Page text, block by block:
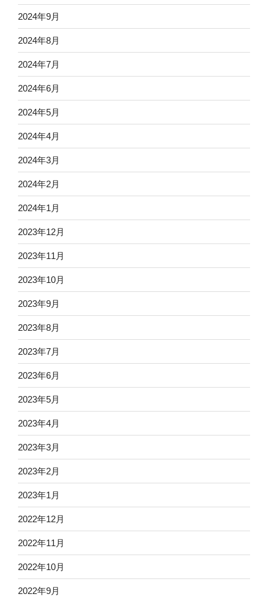
2024年9月
2024年8月
2024年7月
2024年6月
2024年5月
2024年4月
2024年3月
2024年2月
2024年1月
2023年12月
2023年11月
2023年10月
2023年9月
2023年8月
2023年7月
2023年6月
2023年5月
2023年4月
2023年3月
2023年2月
2023年1月
2022年12月
2022年11月
2022年10月
2022年9月